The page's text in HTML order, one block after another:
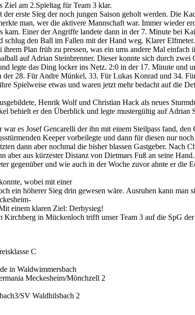
Ziel am 2.Spieltag für Team 3 klar.
erste Sieg der noch jungen Saison geholt werden. Die
man, wer die aktivere Mannschaft war. Immer wieder
Einer der Angriffe landete dann in der 7. Minute bei
schlug den Ball im Fallen mit der Hand weg. Klarer
Plan früh zu pressen, was ein ums andere Mal
auf Adrian Steinbrenner. Dieser konnte sich durch
legte das Ding locker ins Netz. 2:0 in der 17. Minute und
28. Für Andre Münkel, 33. Für Lukas Konrad und 34.
Spielweise etwas und waren jetzt mehr bedacht auf die
Henrik Wolf und Christian Hack als neues
behielt er den Überblick und legte mustergültig auf
es Josef Gencarelli der ihn mit einem Steilpass fand,
Keeper vorbeilegte und dann für diesen nur
dann aber nochmal die bisher blassen Gastgeber. Nach
aber aus kürzester Distanz von Dietmars Fuß an seine
gegenüber und wie auch in der Woche zuvor ahnte er die
wobei mit einer
ein höherer Sieg drin gewesen wäre. Ausruhen kann
einem klaren Ziel: Derbysieg!
Kirchberg in Mückenloch trifft unser Team 3 auf die SpG
C
in Waldwimmersbach
Meckesheim/Mönchzell 2
SV Waldhilsbach 2